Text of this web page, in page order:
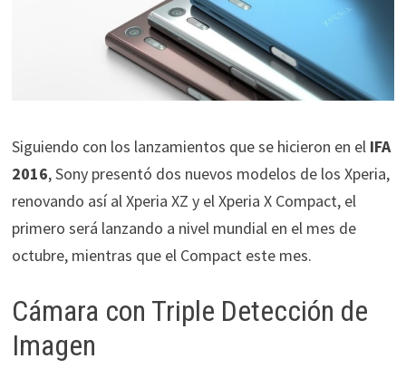
Siguiendo con los lanzamientos que se hicieron en el IFA
2016, Sony presentó dos nuevos modelos de los Xperia,
renovando así al Xperia XZ y el Xperia X Compact, el
primero será lanzando a nivel mundial en el mes de
octubre, mientras que el Compact este mes.
Cámara con Triple Detección de
Imagen